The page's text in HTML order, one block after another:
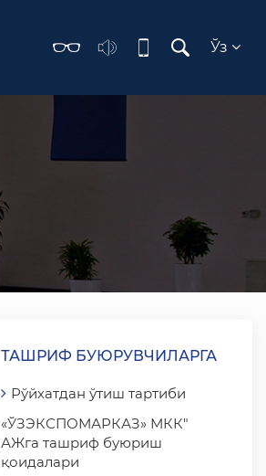
Ўз
ТАШРИФ БУЮРУВЧИЛАРГА
Рўйхатдан ўтиш тартиби
«ЎЗЭКСПОМАРКАЗ» МКК"
АЖга ташриф буюриш
қоидалари